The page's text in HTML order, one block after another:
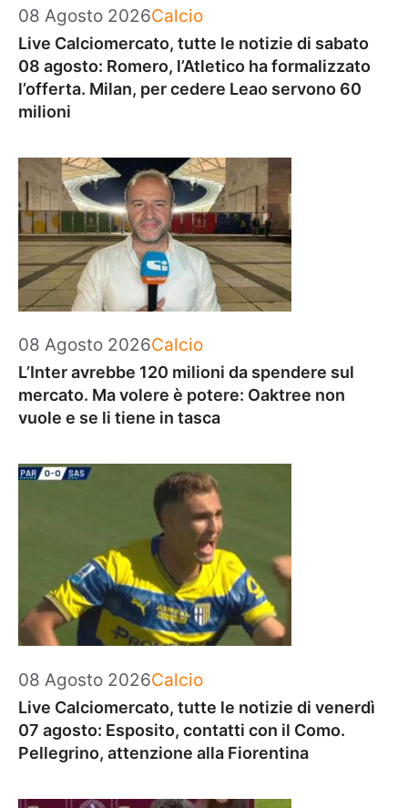
08 Agosto 2026Categorie
Calcio
Live Calciomercato, tutte le notizie di sabato
08 agosto: Romero, l’Atletico ha formalizzato
l’offerta. Milan, per cedere Leao servono 60
milioni
08 Agosto 2026Categorie
Calcio
L’Inter avrebbe 120 milioni da spendere sul
mercato. Ma volere è potere: Oaktree non
vuole e se li tiene in tasca
08 Agosto 2026Categorie
Calcio
Live Calciomercato, tutte le notizie di venerdì
07 agosto: Esposito, contatti con il Como.
Pellegrino, attenzione alla Fiorentina